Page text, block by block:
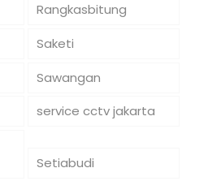
Rangkasbitung
Saketi
Sawangan
service cctv jakarta
Setiabudi